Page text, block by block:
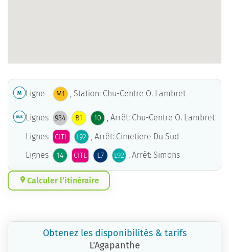
Ligne M1 , Station: Chu-Centre O. Lambret
Lignes 934 B1 10
, Arrêt: Chu-Centre O. Lambret
Lignes
CITL L92
, Arrêt: Cimetiere Du Sud
Lignes
14 CITL L7 L92 , Arrêt: Simons
Calculer l’itinéraire
Obtenez les disponibilités & tarifs
L'Agapanthe